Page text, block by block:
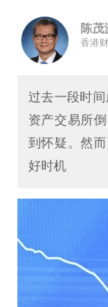
陈茂
香港
过去一段时
资产交易所
到怀疑。然
好时机